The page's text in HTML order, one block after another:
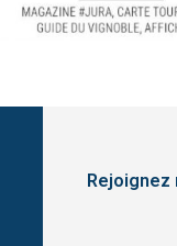
Rejoignez